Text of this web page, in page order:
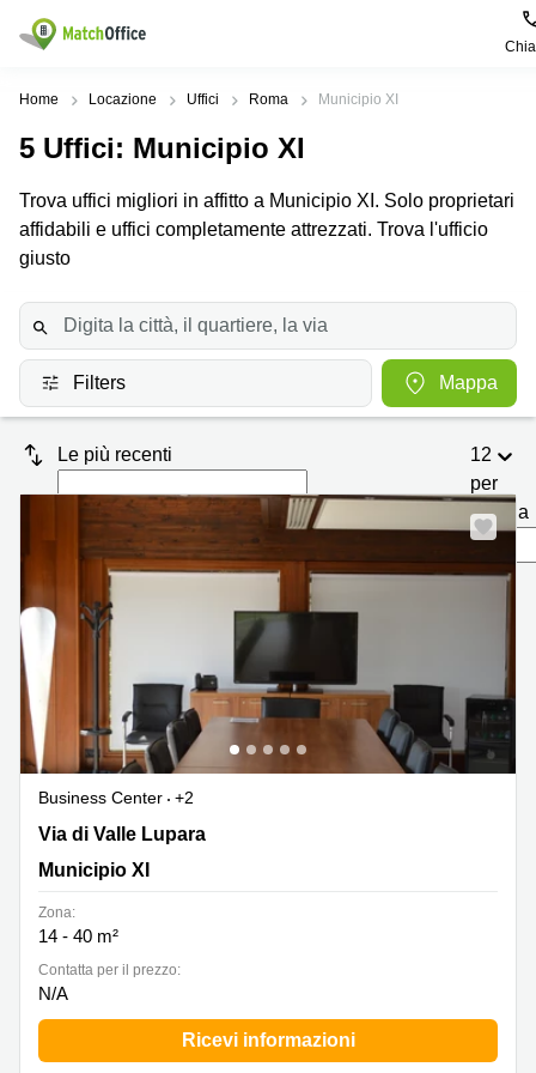
Dare in locazione e affittare
Tipologie di
commerciali
Ufficio
Center
Coworking
Sala
Riunioni
Ufficio
Zone
Genova
Milano
Palermo
Bari
Firenze
Brescia
Verona
Catania
Bologna
Bergamo
Como
Napoli
Ricerche
Coworking
Lazio
Bologna
Uffici
in
affitto a
Vicenza
Coworking
in
affitto a
Pescara
Coworking
Lombardy
Business
center
Toscana
Business
center
center
Coworking
Campania
Coworking
Cagliari
Coworking
Aiuto
Chi Siamo
Prezzo
Accesso
Home Locazione Uffici Roma Municipio XI
5 Uffici: Municipio XI
Trova uffici migliori in affitto a Municipio XI. Solo proprietari
affidabili e uffici completamente attrezzati. Trova l'ufficio
giusto
Filters Mappa
Le più recenti
12
per
pagina
Business Center
+2
Via di Valle Lupara 10, Municipio XI
Via di Valle Lupara
Municipio XI
Zona:
14 - 40 m²
Сontatta per il prezzo:
N/A
Ricevi informazioni